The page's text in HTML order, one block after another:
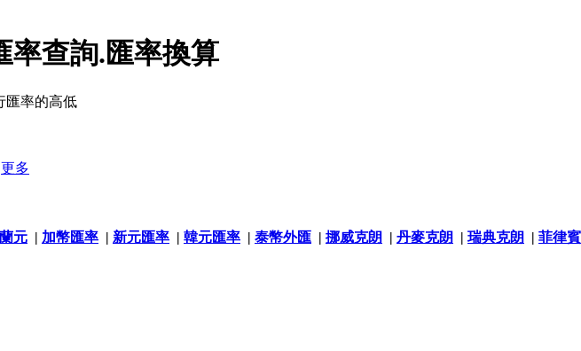
率查詢.匯率換算
匯率的高低
更多
元 | 加幣匯率 | 新元匯率 | 韓元匯率 | 泰幣外匯 | 挪威克朗 | 丹麥克朗 | 瑞典克朗 | 菲律賓